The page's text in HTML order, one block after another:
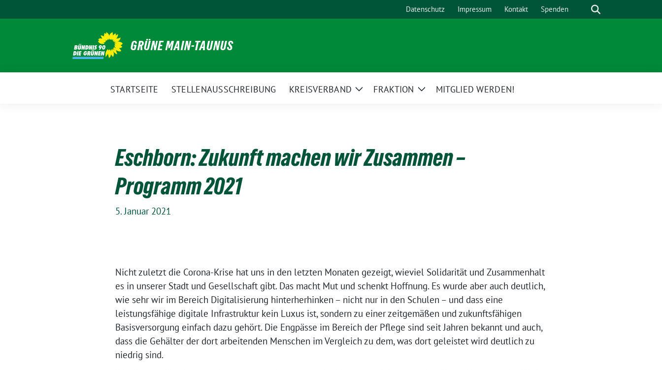
zum
Datenschutz Impressum Kontakt Spenden Suche
GRÜNE MAIN-TAUNUS
STARTSEITE STELLENAUSSCHREIBUNG KREISVERBAND
ZeigeFRAKTION
ZeigeMITGLIED WERDEN!
Eschborn: Zukunft machen wir Zusammen –
Programm 2021
5. Januar 2021
Nicht zuletzt die Corona-Krise hat uns in den letzten Monaten gezeigt, wieviel Solidarität und Zusammenhalt
es in unserer Stadt und Gesellschaft gibt. Das macht Mut und schenkt Hoffnung. Es wurde aber auch deutlich,
wie sehr wir im Bereich Digitalisierung hinterherhinken – nicht nur in den Schulen – und dass eine
leistungsfähige digitale Infrastruktur kein Luxus ist, sondern zu einer zeitgemäßen und zukunftsfähigen
Basisversorgung einfach dazu gehört. Die Engpässe im Bereich der Pflege sind seit Jahren bekannt und auch,
dass die Gehälter der dort arbeitenden Menschen im Vergleich zu dem, was dort geleistet wird deutlich zu
niedrig sind.